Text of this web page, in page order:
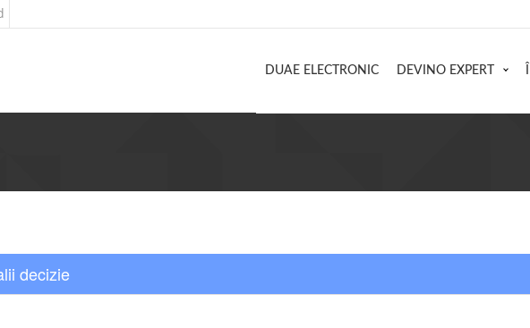
DUAE ELECTRONIC DEVINO EXPERT
decizie